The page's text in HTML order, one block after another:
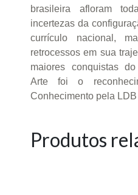
brasileira afloram
incertezas da
currículo nacional,
retrocessos em sua
maiores conquistas
Arte foi o
Conhecimento pela LDB
Produtos